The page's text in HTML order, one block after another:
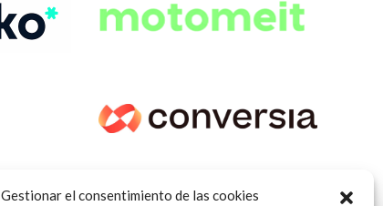
Gestionar el consentimiento de las cookies